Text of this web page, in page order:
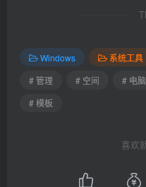
Windows
系统工具
# 管理
# 空间 # 电脑
# 模板
喜欢